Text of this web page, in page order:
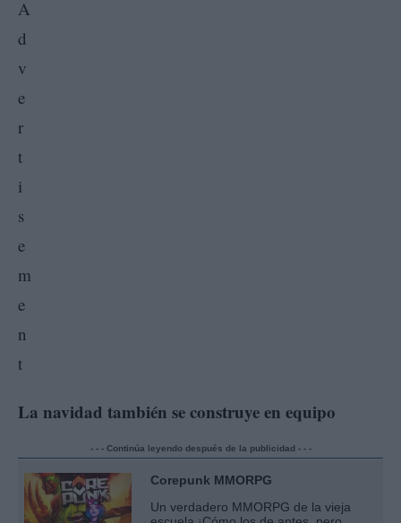
La navidad también se construye en equipo
- - - Continúa leyendo después de la publicidad - - -
Corepunk MMORPG
Un verdadero MMORPG de la vieja